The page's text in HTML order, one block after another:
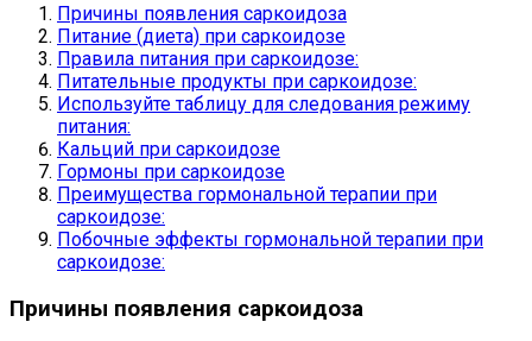
Причины появления саркоидоза
Питание (диета) при саркоидозе
Правила питания при саркоидозе:
Питательные продукты при саркоидозе:
Используйте таблицу для следования режиму
питания:
Кальций при саркоидозе
Гормоны при саркоидозе
Преимущества гормональной терапии при
саркоидозе:
Побочные эффекты гормональной терапии при
саркоидозе:
Причины появления саркоидоза